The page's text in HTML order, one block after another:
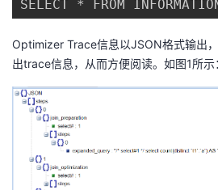
藏
议
Optimizer Trace信息以JSON格式输出，
出trace信息，从而方便阅读。如图1所示